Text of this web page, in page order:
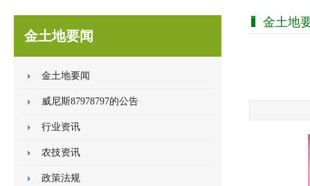
金土地要闻
金土地要闻
威尼斯87978797的公告
行业资讯
农技资讯
政策法规
金土地